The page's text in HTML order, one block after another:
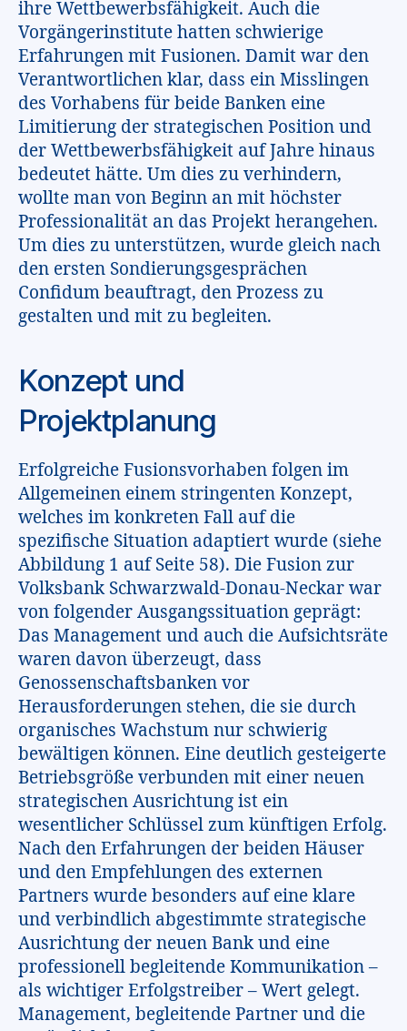
ihre Wettbewerbsfähigkeit. Auch die
Vorgängerinstitute hatten schwierige
Erfahrungen mit Fusionen. Damit war den
Verantwortlichen klar, dass ein Misslingen
des Vorhabens für beide Banken eine
Limitierung der strategischen Position und
der Wettbewerbsfähigkeit auf Jahre hinaus
bedeutet hätte. Um dies zu verhindern,
wollte man von Beginn an mit höchster
Professionalität an das Projekt herangehen.
Um dies zu unterstützen, wurde gleich nach
den ersten Sondierungsgesprächen
Confidum beauftragt, den Prozess zu
gestalten und mit zu begleiten.
Konzept und
Projektplanung
Erfolgreiche Fusionsvorhaben folgen im
Allgemeinen einem stringenten Konzept,
welches im konkreten Fall auf die
spezifische Situation adaptiert wurde (siehe
Abbildung 1 auf Seite 58). Die Fusion zur
Volksbank Schwarzwald-Donau-Neckar war
von folgender Ausgangssituation geprägt:
Das Management und auch die Aufsichtsräte
waren davon überzeugt, dass
Genossenschaftsbanken vor
Herausforderungen stehen, die sie durch
organisches Wachstum nur schwierig
bewältigen können. Eine deutlich gesteigerte
Betriebsgröße verbunden mit einer neuen
strategischen Ausrichtung ist ein
wesentlicher Schlüssel zum künftigen Erfolg.
Nach den Erfahrungen der beiden Häuser
und den Empfehlungen des externen
Partners wurde besonders auf eine klare
und verbindlich abgestimmte strategische
Ausrichtung der neuen Bank und eine
professionell begleitende Kommunikation –
als wichtiger Erfolgstreiber – Wert gelegt.
Management, begleitende Partner und die